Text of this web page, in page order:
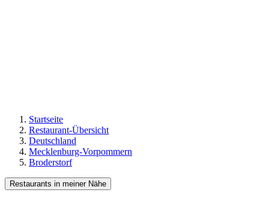
Startseite
Restaurant-Übersicht
Deutschland
Mecklenburg-Vorpommern
Broderstorf
Restaurants in meiner Nähe